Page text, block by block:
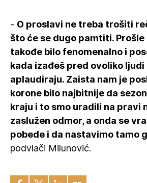
- O proslavi ne treba trošiti
što će se dugo pamtiti. Prošle
takođe bilo fenomenalno i
kada izađeš pred ovoliko ljudi
aplaudiraju. Zaista nam je
korone bilo najbitnije da
kraju i to smo uradili na pravi
zaslužen odmor, a onda se
pobede i da nastavimo tamo
podvlači Milunović.